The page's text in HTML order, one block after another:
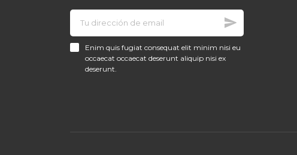
Enim quis fugiat consequat elit minim nisi eu
occaecat occaecat deserunt aliquip nisi ex
deserunt.